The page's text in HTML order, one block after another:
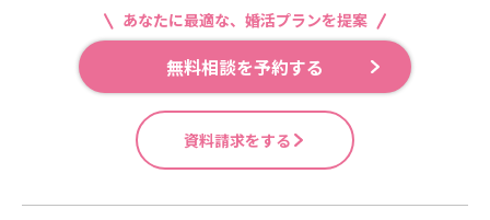
あなたに最適な、婚活プランを提案
無料相談を予約する
資料請求をする